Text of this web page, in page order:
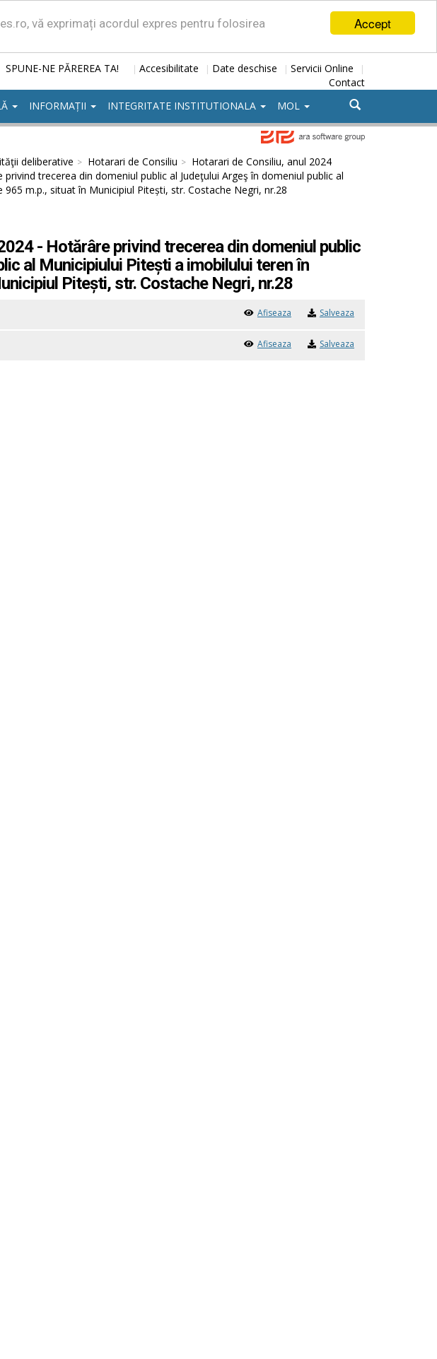
Accept
vă exprimați acordul expres pentru folosirea
SPUNE-NE PĂREREA TA! | Accesibilitate | Date deschise | Servicii Online |
Contact
INFORMAȚII INTEGRITATE INSTITUTIONALA MOL
deliberative Hotarari de Consiliu
Hotarari de Consiliu, anul 2024
trecerea din domeniul public al Judeţului Argeş în domeniul public al
m.p., situat în Municipiul Pitești, str. Costache Negri, nr.28
- Hotărâre privind trecerea din domeniul public
al Municipiului Pitești a imobilului teren în
Pitești, str. Costache Negri, nr.28
Afiseaza Salveaza
Afiseaza Salveaza